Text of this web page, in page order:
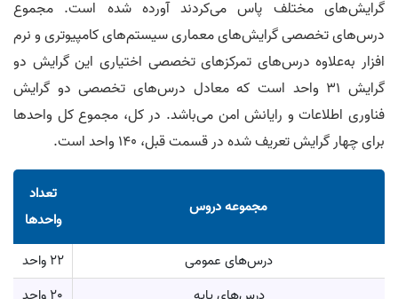
گرایش‌های مختلف پاس می‌کردند آورده شده است. مجموع
درس‌های تخصصی گرایش‌های معماری سیستم‌های کامپیوتری و نرم
افزار به‌علاوه درس‌های تمرکزهای تخصصی اختیاری این گرایش‌ دو
گرایش 31 واحد است که معادل درس‌های تخصصی دو گرایش
فناوری اطلاعات و رایانش امن می‌باشد. در کل، مجموع کل واحد‌ها
برای چهار گرایش تعریف شده در قسمت قبل، 140 واحد است.
مجموعه دروس
تعداد
واحد‌ها
درس‌های عمومی
22 واحد